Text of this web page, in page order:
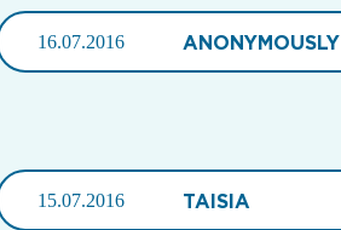
16.07.2016 ANONYMOUSLY
15.07.2016 TAISIA